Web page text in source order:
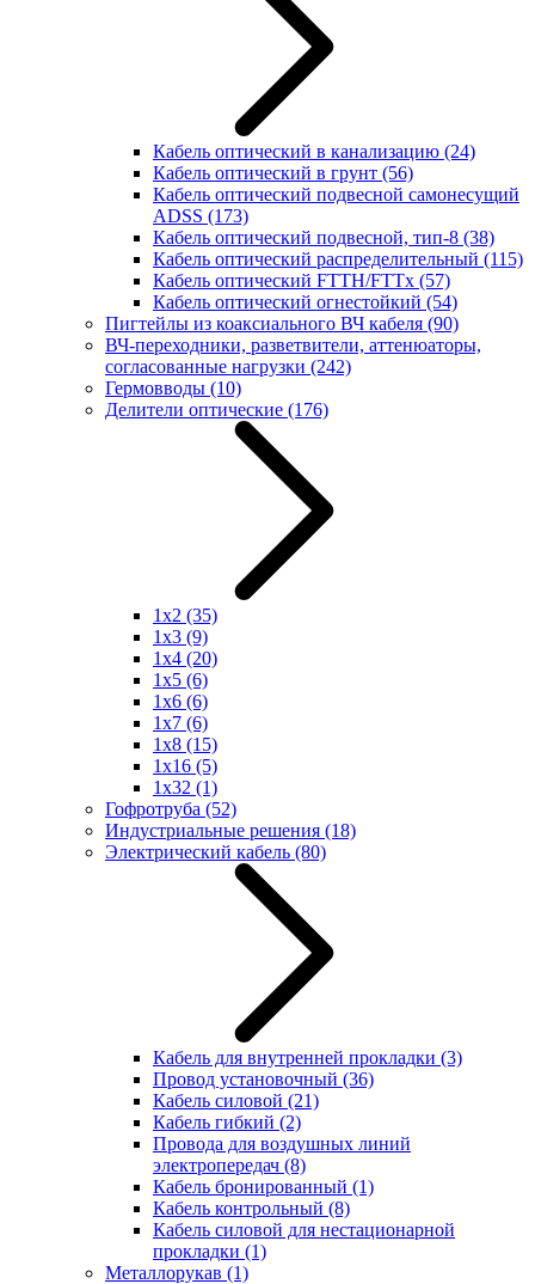
Кабель оптический в канализацию (24)
Кабель оптический в грунт (56)
Кабель оптический подвесной самонесущий
ADSS (173)
Кабель оптический подвесной, тип-8 (38)
Кабель оптический распределительный (115)
Кабель оптический FTTH/FTTx (57)
Кабель оптический огнестойкий (54)
Пигтейлы из коаксиального ВЧ кабеля (90)
ВЧ-переходники, разветвители, аттенюаторы,
согласованные нагрузки (242)
Гермовводы (10)
Делители оптические (176)
1x2 (35)
1x3 (9)
1x4 (20)
1x5 (6)
1x6 (6)
1x7 (6)
1x8 (15)
1x16 (5)
1x32 (1)
Гофротруба (52)
Индустриальные решения (18)
Электрический кабель (80)
Кабель для внутренней прокладки (3)
Провод установочный (36)
Кабель силовой (21)
Кабель гибкий (2)
Провода для воздушных линий
электропередач (8)
Кабель бронированный (1)
Кабель контрольный (8)
Кабель силовой для нестационарной
прокладки (1)
Металлорукав (1)